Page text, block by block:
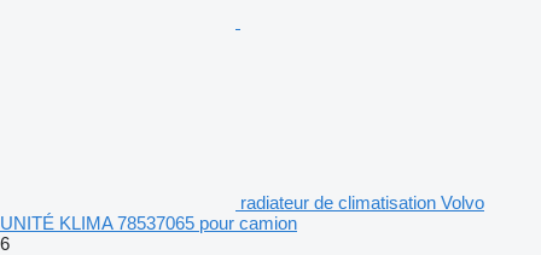
radiateur de climatisation Volvo
UNITÉ KLIMA 78537065 pour camion
6